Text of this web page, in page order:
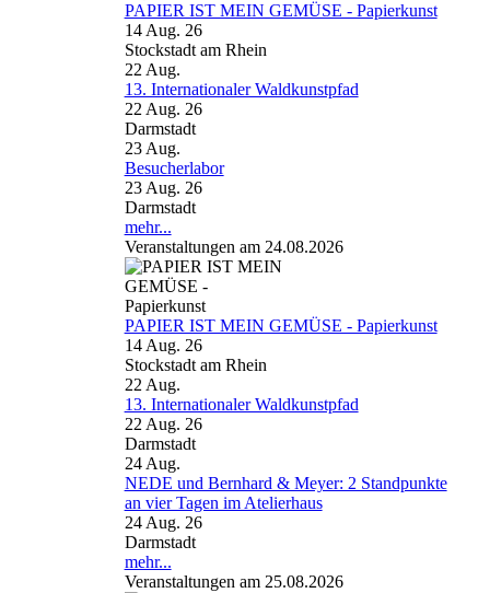
PAPIER IST MEIN GEMÜSE - Papierkunst
14 Aug. 26
Stockstadt am Rhein
22 Aug.
13. Internationaler Waldkunstpfad
22 Aug. 26
Darmstadt
23 Aug.
Besucherlabor
23 Aug. 26
Darmstadt
mehr...
Veranstaltungen am 24.08.2026
PAPIER IST MEIN GEMÜSE - Papierkunst
14 Aug. 26
Stockstadt am Rhein
22 Aug.
13. Internationaler Waldkunstpfad
22 Aug. 26
Darmstadt
24 Aug.
NEDE und Bernhard & Meyer: 2 Standpunkte
an vier Tagen im Atelierhaus
24 Aug. 26
Darmstadt
mehr...
Veranstaltungen am 25.08.2026